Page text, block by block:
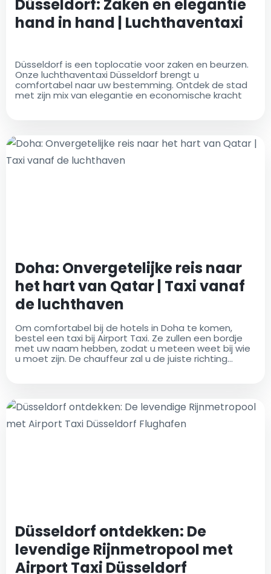
Düsseldorf: Zaken en elegantie
hand in hand | Luchthaventaxi
Düsseldorf is een toplocatie voor zaken en beurzen.
Onze luchthaventaxi Düsseldorf brengt u
comfortabel naar uw bestemming. Ontdek de stad
met zijn mix van elegantie en economische kracht
Doha: Onvergetelijke reis naar
het hart van Qatar | Taxi vanaf
de luchthaven
Om comfortabel bij de hotels in Doha te komen,
bestel een taxi bij Airport Taxi. Ze zullen een bordje
met uw naam hebben, zodat u meteen weet bij wie
u moet zijn. De chauffeur zal u de juiste richting
chauffeurs kunnen u alle benodigde details
verstrekken. De luchthaventaxi biedt een uitgebreid
assortiment van luxe taxi's en comfortabele
voertuigen voor vervoer van en naar de luchthaven,
Düsseldorf ontdekken: De
levendige Rijnmetropool met
Airport Taxi Düsseldorf